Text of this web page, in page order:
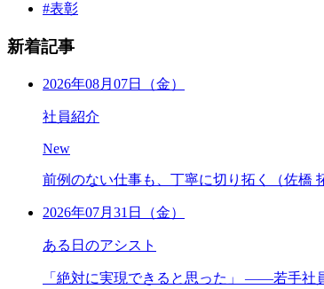
#表彰
新着記事
2026年08月07日（金）
社員紹介
New
前例のない仕事も、丁寧に切り拓く（佐橋
2026年07月31日（金）
ある日のアシスト
「絶対に実現できると思った」 ――若手社